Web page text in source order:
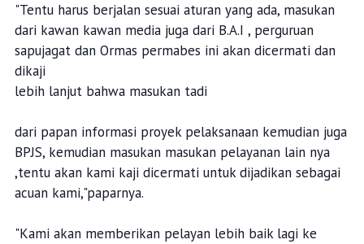
"Tentu harus berjalan sesuai aturan yang ada, masukan
dari kawan kawan media juga dari B.A.I , perguruan
sapujagat dan Ormas permabes ini akan dicermati dan
dikaji
lebih lanjut bahwa masukan tadi
dari papan informasi proyek pelaksanaan kemudian juga
BPJS, kemudian masukan masukan pelayanan lain nya
,tentu akan kami kaji dicermati untuk dijadikan sebagai
acuan kami,"paparnya.
"Kami akan memberikan pelayan lebih baik lagi ke